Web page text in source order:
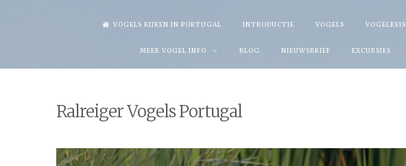
VOGELS KIJKEN IN PORTUGAL INTRODUCTIE VOGELS VOGELREIS
MEER VOGEL INFO BLOG NIEUWSBRIEF EXCURSIES
Ralreiger Vogels Portugal